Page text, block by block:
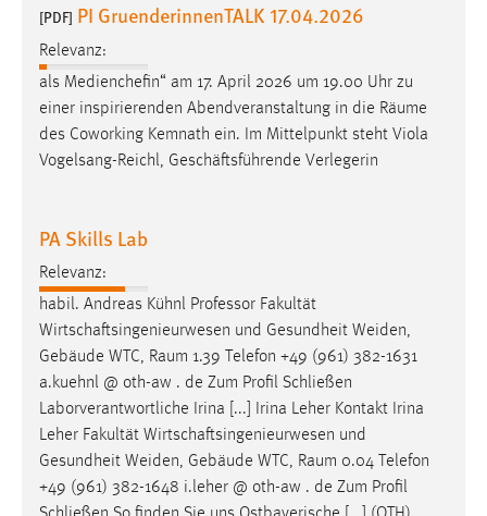
[PDF] PI GruenderinnenTALK 17.04.2026
Relevanz:
als Medienchefin“ am 17. April 2026 um 19.00 Uhr zu
einer inspirierenden Abendveranstaltung in die Räume
des Coworking Kemnath ein. Im Mittelpunkt steht Viola
Vogelsang-Reichl, Geschäftsführende Verlegerin
PA Skills Lab
Relevanz:
habil. Andreas Kühnl Professor Fakultät
Wirtschaftsingenieurwesen und Gesundheit Weiden,
Gebäude WTC, Raum 1.39 Telefon +49 (961) 382-1631
a.kuehnl @ oth-aw . de Zum Profil Schließen
Laborverantwortliche Irina [...] Irina Leher Kontakt Irina
Leher Fakultät Wirtschaftsingenieurwesen und
Gesundheit Weiden, Gebäude WTC, Raum 0.04 Telefon
+49 (961) 382-1648 i.leher @ oth-aw . de Zum Profil
EXTERNE MEDIEN
Um Inhalte von Videoplattformen und Social Media
Plattformen anzeigen zu können, werden von diesen
externen Medien Cookies gesetzt.
YouTube
Vimeo